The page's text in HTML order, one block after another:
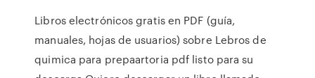
Libros electrónicos gratis en PDF (guía,
manuales, hojas de usuarios) sobre Lebros de
quimica para prepaartoria pdf listo para su